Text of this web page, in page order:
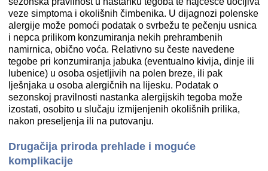
veze simptoma i okolišnih čimbenika. U dijagnozi polenske
alergije može pomoći podatak o svrbežu te pečenju usnica
i nepca prilikom konzumiranja nekih prehrambenih
namirnica, obično voća. Relativno su česte navedene
tegobe pri konzumiranja jabuka (eventualno kivija, dinje ili
lubenice) u osoba osjetljivih na polen breze, ili pak
lješnjaka u osoba alergičnih na lijesku. Podatak o
sezonskoj pravilnosti nastanka alergijskih tegoba može
izostati, osobito u slučaju izmijenjenih okolišnih prilika,
nakon preseljenja ili na putovanju.
Drugačija priroda prehlade i moguće
komplikacije